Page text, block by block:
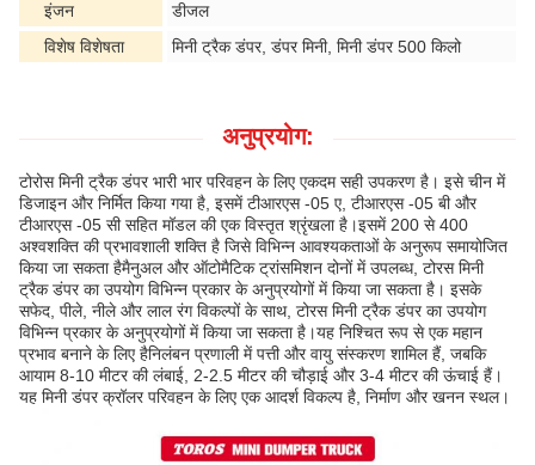
इंजन
डीजल
विशेष विशेषता
मिनी ट्रैक डंपर, डंपर मिनी, मिनी डंपर 500 किलो
अनुप्रयोग:
टोरोस मिनी ट्रैक डंपर भारी भार परिवहन के लिए एकदम सही उपकरण है। इसे चीन में
डिजाइन और निर्मित किया गया है, इसमें टीआरएस -05 ए, टीआरएस -05 बी और
टीआरएस -05 सी सहित मॉडल की एक विस्तृत श्रृंखला है।इसमें 200 से 400
अश्वशक्ति की प्रभावशाली शक्ति है जिसे विभिन्न आवश्यकताओं के अनुरूप समायोजित
किया जा सकता हैमैनुअल और ऑटोमैटिक ट्रांसमिशन दोनों में उपलब्ध, टोरस मिनी
ट्रैक डंपर का उपयोग विभिन्न प्रकार के अनुप्रयोगों में किया जा सकता है। इसके
सफेद, पीले, नीले और लाल रंग विकल्पों के साथ, टोरस मिनी ट्रैक डंपर का उपयोग
विभिन्न प्रकार के अनुप्रयोगों में किया जा सकता है।यह निश्चित रूप से एक महान
प्रभाव बनाने के लिए हैनिलंबन प्रणाली में पत्ती और वायु संस्करण शामिल हैं, जबकि
आयाम 8-10 मीटर की लंबाई, 2-2.5 मीटर की चौड़ाई और 3-4 मीटर की ऊंचाई हैं।
यह मिनी डंपर क्रॉलर परिवहन के लिए एक आदर्श विकल्प है, निर्माण और खनन स्थल।